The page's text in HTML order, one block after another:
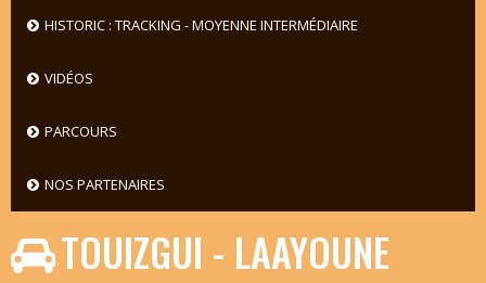
HISTORIC : TRACKING - MOYENNE INTERMÉDIAIRE
VIDÉOS
PARCOURS
NOS PARTENAIRES
TOUIZGUI - LAAYOUNE